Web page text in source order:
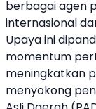
berbagai agen
internasional
Upaya ini
momentum
meningkatkan
menyokong